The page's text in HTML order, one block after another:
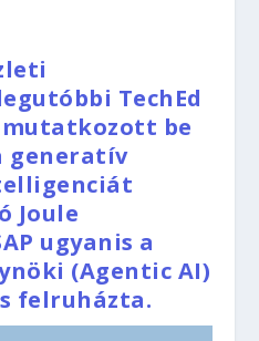
TechEd
be
generatív
Joule
ugyanis a
(Agentic AI)
felruházta.